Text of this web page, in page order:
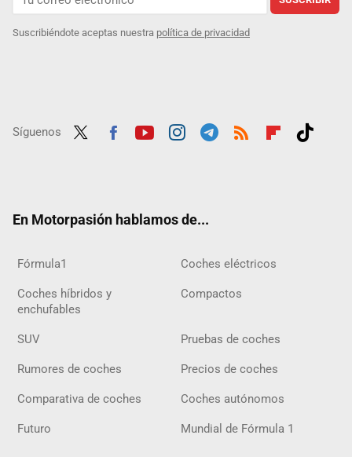
Suscribiéndote aceptas nuestra política de privacidad
Síguenos
En Motorpasión hablamos de...
Fórmula1 Coches eléctricos
Coches híbridos y
enchufables
Compactos
SUV Pruebas de coches
Rumores de coches Precios de coches
Comparativa de coches Coches autónomos
Futuro Mundial de Fórmula 1